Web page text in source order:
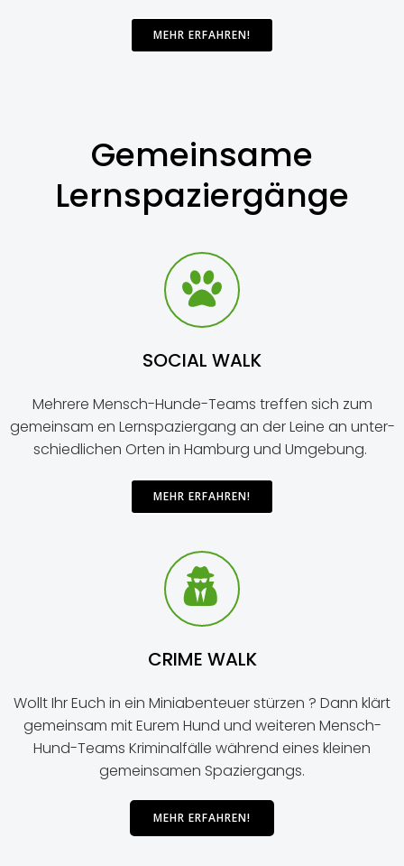
MEHR ERFAH­REN!
Gemein­sa­me
Lernspaziergänge
SOCIAL WALK
Meh­re­re Mensch-Hun­de-Teams tref­fen sich zum
gemein­sam en Lern­spa­zier­gang an der Lei­ne an unter­
schied­li­chen Orten in Ham­burg und Umgebung.
MEHR ERFAH­REN!
CRIME WALK
Wollt Ihr Euch in ein Mini­aben­teu­er stür­zen ? Dann klärt
gemein­sam mit Eurem Hund und wei­te­ren Mensch-
Hund-Teams Kri­mi­nal­fäl­le wäh­rend eines klei­nen
gemein­sa­men Spaziergangs.
MEHR ERFAHREN!